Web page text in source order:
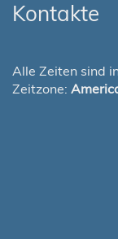
Kontakte
Alle Zeiten sind
Zeitzone: